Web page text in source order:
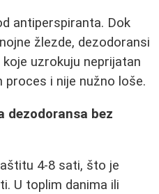
antiperspiranta. Dok
žlezde, dezodoransi
uzrokuju neprijatan
proces i nije nužno loše.
dezodoransa bez
4-8 sati, što je
U toplim danima ili